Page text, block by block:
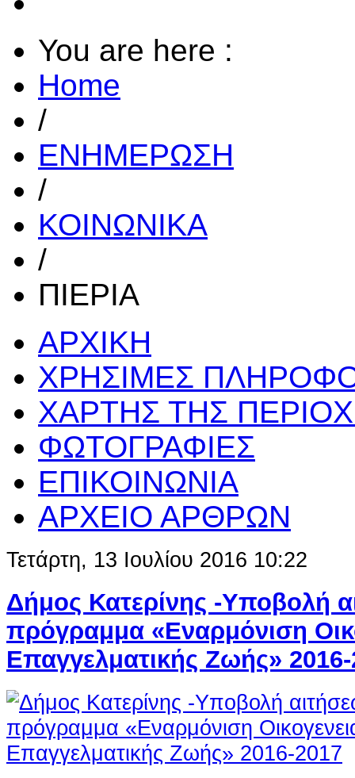
You are here :
Home
/
ΕΝΗΜΕΡΩΣΗ
/
ΚΟΙΝΩΝΙΚΑ
/
ΠΙΕΡΙΑ
ΑΡΧΙΚΗ
ΧΡΗΣΙΜΕΣ
ΧΑΡΤΗΣ ΤΗΣ
ΦΩΤΟΓΡΑΦΙΕΣ
ΕΠΙΚΟΙΝΩΝΙΑ
ΑΡΧΕΙΟ ΑΡΘΡΩΝ
Τετάρτη, 13 Ιουλίου 2016 10:22
Δήμος Κατερίνης -Υποβολή
πρόγραμμα «Εναρμόνιση
Επαγγελματικής Ζωής»